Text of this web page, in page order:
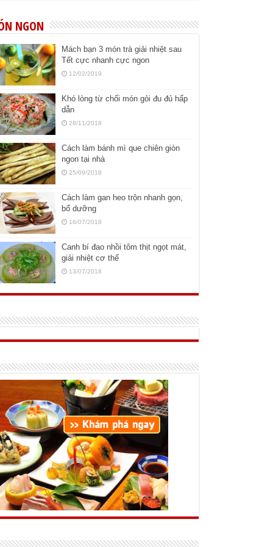
NGON
Mách bạn 3 món trà giải nhiệt sau
Tết cực nhanh cực ngon
12/02/2019
Khó lòng từ chối món gỏi đu đủ hấp
dẫn
28/11/2018
Cách làm bánh mì que chiên giòn
ngon tại nhà
25/09/2018
Cách làm gan heo trộn nhanh gọn,
bổ dưỡng
16/07/2018
Canh bí đao nhồi tôm thịt ngọt mát,
giải nhiệt cơ thể
13/07/2018